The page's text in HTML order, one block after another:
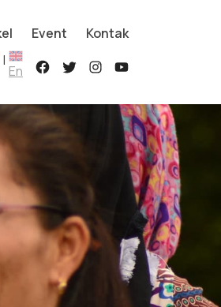
Event Kontak
|
En